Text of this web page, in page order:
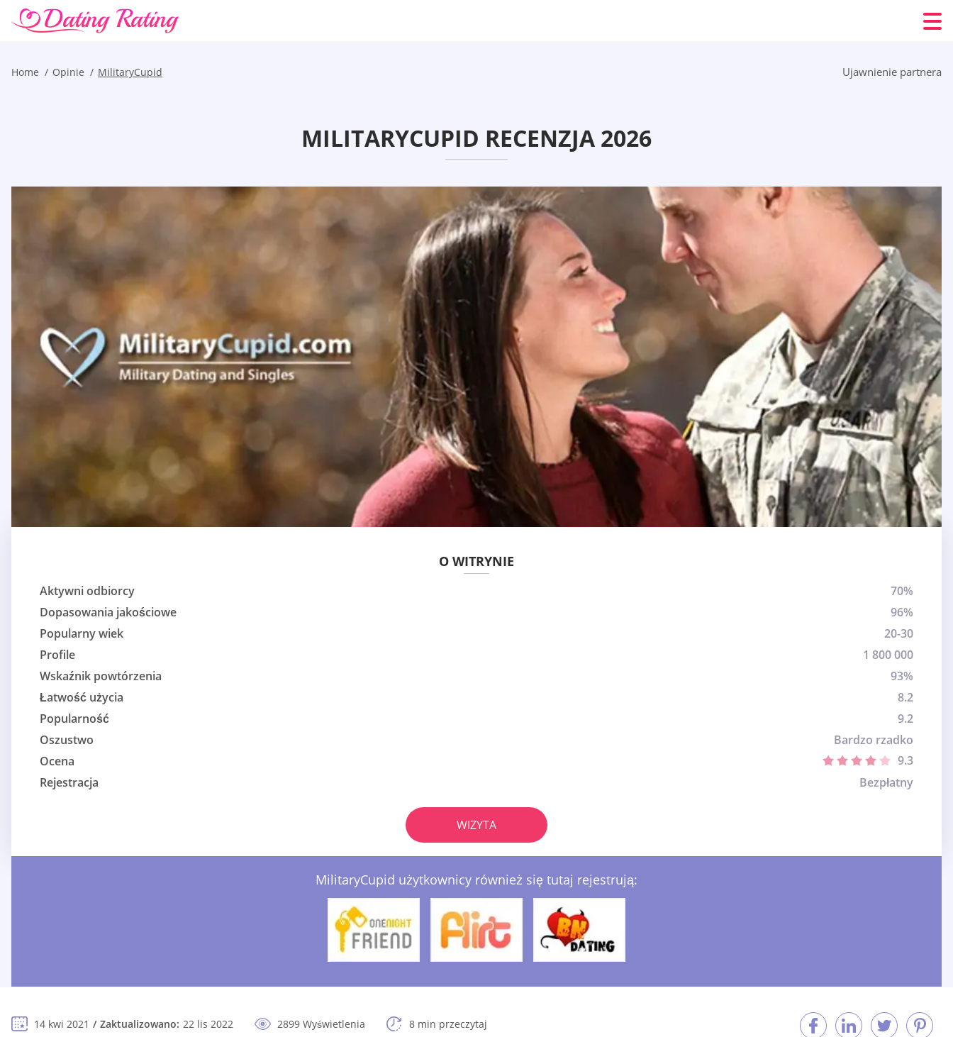
Home Opinie MilitaryCupid Ujawnienie partnera
MILITARYCUPID RECENZJA 2026
O WITRYNIE
Aktywni odbiorcy
70%
Dopasowania jakościowe
96%
Popularny wiek
20-30
Profile
1 800 000
Wskaźnik powtórzenia
93%
Łatwość użycia
8.2
Popularność
9.2
Oszustwo
Bardzo rzadko
Ocena
9.3
Rejestracja
Bezpłatny
WIZYTA
MilitaryCupid użytkownicy również się tutaj rejestrują:
14 kwi 2021 Zaktualizowano: 22 lis 2022 2899 Wyświetlenia 8 min przeczytaj